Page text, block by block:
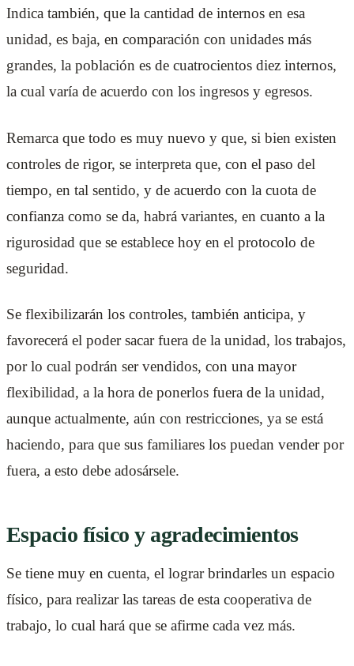
Indica también, que la cantidad de internos en esa
unidad, es baja, en comparación con unidades más
grandes, la población es de cuatrocientos diez internos,
la cual varía de acuerdo con los ingresos y egresos.
Remarca que todo es muy nuevo y que, si bien existen
controles de rigor, se interpreta que, con el paso del
tiempo, en tal sentido, y de acuerdo con la cuota de
confianza como se da, habrá variantes, en cuanto a la
rigurosidad que se establece hoy en el protocolo de
seguridad.
Se flexibilizarán los controles, también anticipa, y
favorecerá el poder sacar fuera de la unidad, los trabajos,
por lo cual podrán ser vendidos, con una mayor
flexibilidad, a la hora de ponerlos fuera de la unidad,
aunque actualmente, aún con restricciones, ya se está
haciendo, para que sus familiares los puedan vender por
fuera, a esto debe adosársele.
Espacio físico y agradecimientos
Se tiene muy en cuenta, el lograr brindarles un espacio
físico, para realizar las tareas de esta cooperativa de
trabajo, lo cual hará que se afirme cada vez más.